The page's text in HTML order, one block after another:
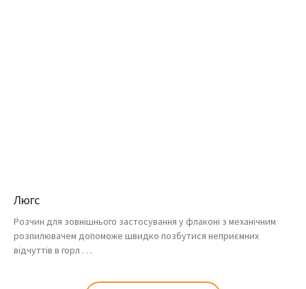
Люгс
Розчин для зовнішнього застосування у флаконі з механічним
розпилювачем допоможе швидко позбутися неприємних
відчуттів в горл . . .